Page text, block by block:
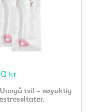
kr
tvil - nøyaktig